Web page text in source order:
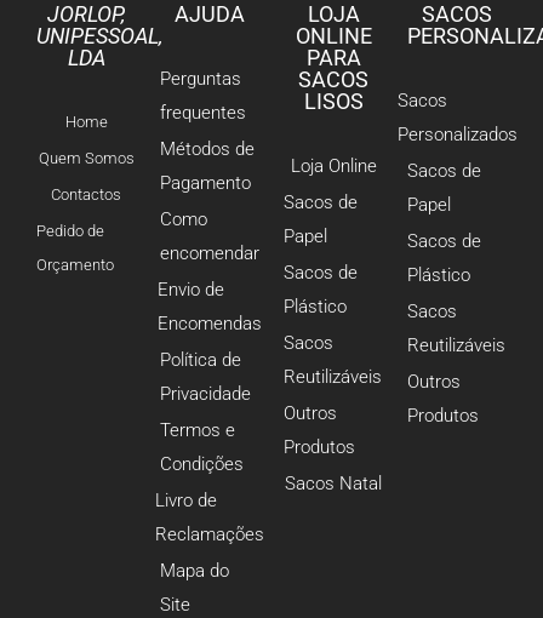
JORLOP,
UNIPESSOAL,
LDA
Home
Quem Somos
Contactos
Pedido de
Orçamento
AJUDA
Perguntas
frequentes
Métodos de
Pagamento
Como
encomendar
Envio de
Encomendas
Política de
Privacidade
Termos e
Condições
Livro de
Reclamações
Mapa do
Site
LOJA
ONLINE
PARA
SACOS
LISOS
Loja Online
Sacos de
Papel
Sacos de
Plástico
Sacos
Reutilizáveis
Outros
Produtos
Sacos Natal
SACOS
Sacos
Personalizados
Sacos de
Papel
Sacos de
Plástico
Sacos
Reutilizáveis
Outros
Produtos